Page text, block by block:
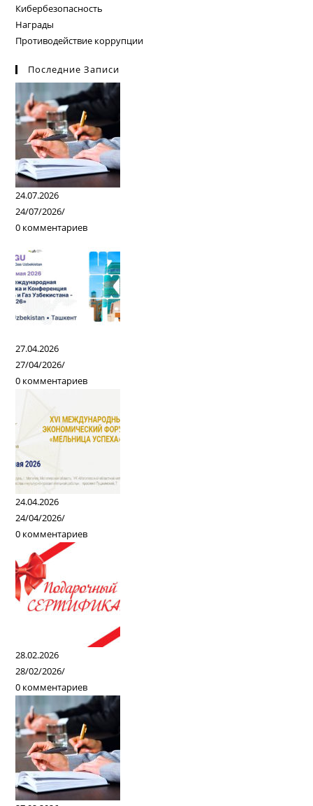
Кибербезопасность
Награды
Противодействие коррупции
Последние Записи
24.07.2026
24/07/2026/
0 комментариев
27.04.2026
27/04/2026/
0 комментариев
24.04.2026
24/04/2026/
0 комментариев
28.02.2026
28/02/2026/
0 комментариев